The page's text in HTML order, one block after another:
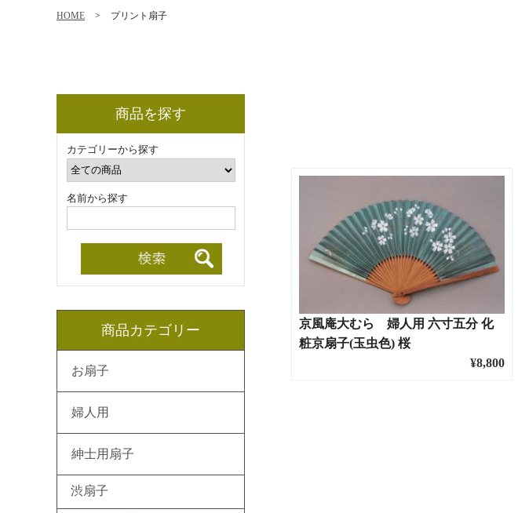
HOME > プリント扇子
京風庵大むら 婦人用 六寸五分 化
粧京扇子(玉虫色) 桜
¥8,800
商品を探す
カテゴリーから探す
名前から探す
商品カテゴリー
お扇子
婦人用
紳士用扇子
渋扇子